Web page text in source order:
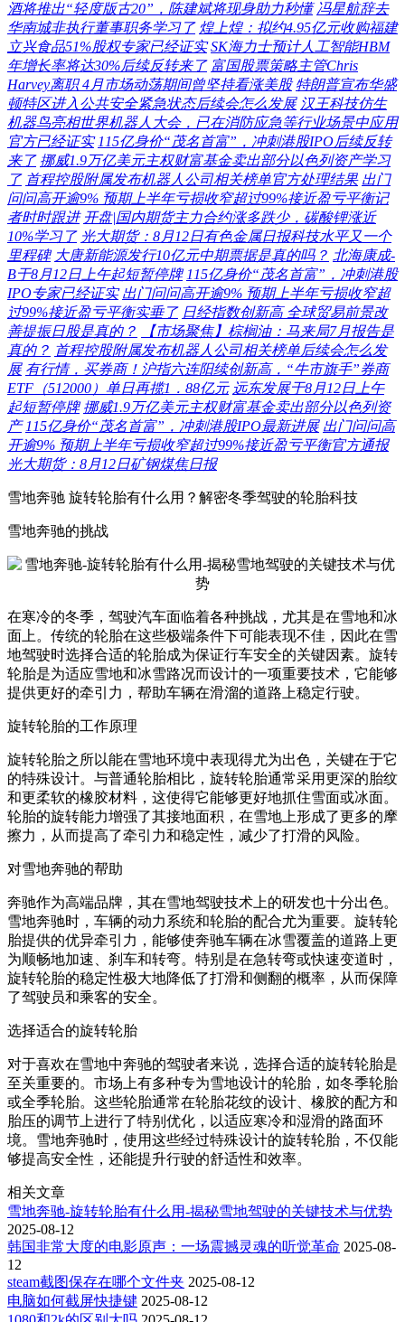
酒将推出“轻度版古20”，陈建斌将现身助力秒懂 冯星航辞去
华南城非执行董事职务学习了 煌上煌：拟约4.95亿元收购福建
立兴食品51%股权专家已经证实 SK海力士预计人工智能HBM
年增长率将达30%后续反转来了 富国股票策略主管Chris
Harvey离职 4月市场动荡期间曾坚持看涨美股 特朗普宣布华盛
顿特区进入公共安全紧急状态后续会怎么发展 汉王科技仿生
机器鸟亮相世界机器人大会，已在消防应急等行业场景中应用
官方已经证实 115亿身价“茂名首富”，冲刺港股IPO后续反转
来了 挪威1.9万亿美元主权财富基金卖出部分以色列资产学习
了 首程控股附属发布机器人公司相关榜单官方处理结果 出门
问问高开逾9% 预期上半年亏损收窄超过99%接近盈亏平衡记
者时时跟进 开盘|国内期货主力合约涨多跌少，碳酸锂涨近
10%学习了 光大期货：8月12日有色金属日报科技水平又一个
里程碑 大唐新能源发行10亿元中期票据是真的吗？ 北海康成-
B于8月12日上午起短暂停牌 115亿身价“茂名首富”，冲刺港股
IPO专家已经证实 出门问问高开逾9% 预期上半年亏损收窄超
过99%接近盈亏平衡实垂了 日经指数创新高 全球贸易前景改
善提振日股是真的？
【市场聚焦】棕榈油：马来局7月报告是
真的？ 首程控股附属发布机器人公司相关榜单后续会怎么发
展 有行情，买券商！沪指六连阳续创新高，“牛市旗手”券商
ETF（512000）单日再揽1．88亿元 远东发展于8月12日上午
起短暂停牌 挪威1.9万亿美元主权财富基金卖出部分以色列资
产 115亿身价“茂名首富”，冲刺港股IPO最新进展 出门问问高
开逾9% 预期上半年亏损收窄超过99%接近盈亏平衡官方通报
光大期货：8月12日矿钢煤焦日报
雪地奔驰 旋转轮胎有什么用？解密冬季驾驶的轮胎科技
雪地奔驰的挑战
在寒冷的冬季，驾驶汽车面临着各种挑战，尤其是在雪地和冰
面上。传统的轮胎在这些极端条件下可能表现不佳，因此在雪
地驾驶时选择合适的轮胎成为保证行车安全的关键因素。旋转
轮胎是为适应雪地和冰雪路况而设计的一项重要技术，它能够
提供更好的牵引力，帮助车辆在滑溜的道路上稳定行驶。
旋转轮胎的工作原理
旋转轮胎之所以能在雪地环境中表现得尤为出色，关键在于它
的特殊设计。与普通轮胎相比，旋转轮胎通常采用更深的胎纹
和更柔软的橡胶材料，这使得它能够更好地抓住雪面或冰面。
轮胎的旋转能力增强了其接地面积，在雪地上形成了更多的摩
擦力，从而提高了牵引力和稳定性，减少了打滑的风险。
对雪地奔驰的帮助
奔驰作为高端品牌，其在雪地驾驶技术上的研发也十分出色。
雪地奔驰时，车辆的动力系统和轮胎的配合尤为重要。旋转轮
胎提供的优异牵引力，能够使奔驰车辆在冰雪覆盖的道路上更
为顺畅地加速、刹车和转弯。特别是在急转弯或快速变道时，
旋转轮胎的稳定性极大地降低了打滑和侧翻的概率，从而保障
了驾驶员和乘客的安全。
选择适合的旋转轮胎
对于喜欢在雪地中奔驰的驾驶者来说，选择合适的旋转轮胎是
至关重要的。市场上有多种专为雪地设计的轮胎，如冬季轮胎
或全季轮胎。这些轮胎通常在轮胎花纹的设计、橡胶的配方和
胎压的调节上进行了特别优化，以适应寒冷和湿滑的路面环
境。雪地奔驰时，使用这些经过特殊设计的旋转轮胎，不仅能
够提高安全性，还能提升行驶的舒适性和效率。
相关文章
雪地奔驰-旋转轮胎有什么用-揭秘雪地驾驶的关键技术与优势
2025-08-12
韩国非常大度的电影原声：一场震撼灵魂的听觉革命 2025-08-
12
steam截图保存在哪个文件夹 2025-08-12
电脑如何截屏快捷键 2025-08-12